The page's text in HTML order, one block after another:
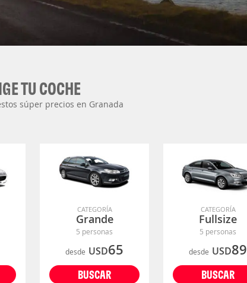
TU COCHE
súper precios en Granada
CATEGORÍA
Grande
5 personas
desde USD65
BUSCAR
CATEGORÍA
Fullsize
5 personas
desde USD89
BUSCAR